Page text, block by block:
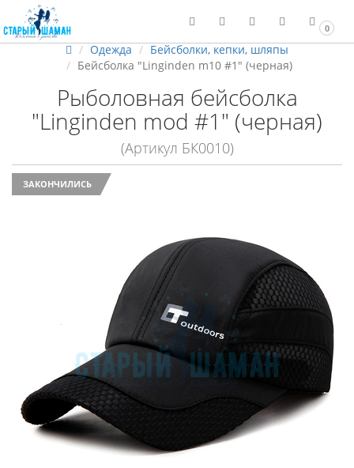
0
Одежда
Бейсболки, кепки, шляпы
Бейсболка "Linginden m10 #1" (черная)
Рыболовная бейсболка
"Linginden mod #1" (черная)
(Артикул БК0010)
ЗАКОНЧИЛИСЬ